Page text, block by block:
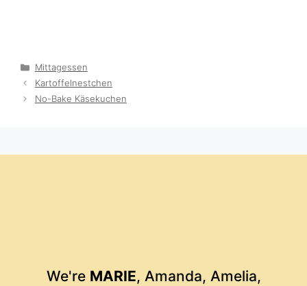
Categories
Mittagessen
Kartoffelnestchen
No-Bake Käsekuchen
We're MARIE, Amanda, Amelia,